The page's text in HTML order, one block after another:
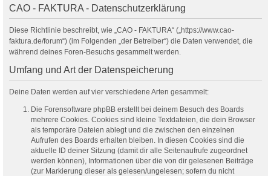
CAO - FAKTURA - Datenschutzerklärung
Diese Richtlinie beschreibt, wie „CAO - FAKTURA“ („https://www.cao-
faktura.de/forum“) (im Folgenden „der Betreiber“) die Daten verwendet, die
während deines Foren-Besuchs gesammelt werden.
Umfang und Art der Datenspeicherung
Deine Daten werden auf vier verschiedene Arten gesammelt:
Die Forensoftware phpBB erstellt bei deinem Besuch des Boards
mehrere Cookies. Cookies sind kleine Textdateien, die dein Browser
als temporäre Dateien ablegt und die zwischen den einzelnen
Aufrufen des Boards erhalten bleiben. In diesen Cookies sind die
aktuelle ID deiner Sitzung (damit dir alle Seitenaufrufe zugeordnet
werden können), Informationen über die von dir gelesenen Beiträge
(zur Markierung dieser als gelesen/ungelesen; sofern du nicht